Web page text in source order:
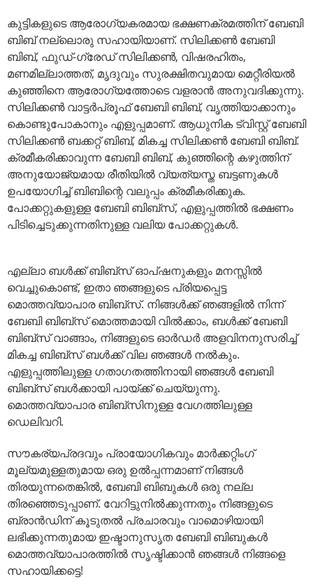
കുട്ടികളുടെ ആരോഗ്യകരമായ ഭക്ഷണക്രമത്തിന് ബേബി
ബിബ് നല്ലൊരു സഹായിയാണ്. സിലിക്കൺ ബേബി
ബിബ്, ഫുഡ്-ഗ്രേഡ് സിലിക്കൺ, വിഷരഹിതം,
മണമില്ലാത്തത്, മൃദുവും സുരക്ഷിതവുമായ മെറ്റീരിയൽ
കുഞ്ഞിനെ ആരോഗ്യത്തോടെ വളരാൻ അനുവദിക്കുന്നു.
സിലിക്കൺ വാട്ടർപ്രൂഫ് ബേബി ബിബ്, വൃത്തിയാക്കാനും
കൊണ്ടുപോകാനും എളുപ്പമാണ്. ആധുനിക ട്വിസ്റ്റ് ബേബി
സിലിക്കൺ ബക്കറ്റ് ബിബ്, മികച്ച സിലിക്കൺ ബേബി ബിബ്.
ക്രമീകരിക്കാവുന്ന ബേബി ബിബ്, കുഞ്ഞിന്റെ കഴുത്തിന്
അനുയോജ്യമായ രീതിയിൽ വ്യത്യസ്ത ബട്ടണുകൾ
ഉപയോഗിച്ച് ബിബിന്റെ വലുപ്പം ക്രമീകരിക്കുക.
പോക്കറ്റുകളുള്ള ബേബി ബിബ്‌സ്, എളുപ്പത്തിൽ ഭക്ഷണം
പിടിച്ചെടുക്കുന്നതിനുള്ള വലിയ പോക്കറ്റുകൾ.
എല്ലാ ബൾക്ക് ബിബ്‌സ് ഓപ്ഷനുകളും മനസ്സിൽ
വെച്ചുകൊണ്ട്, ഇതാ ഞങ്ങളുടെ പ്രിയപ്പെട്ട
മൊത്തവ്യാപാര ബിബ്‌സ്. നിങ്ങൾക്ക് ഞങ്ങളിൽ നിന്ന്
ബേബി ബിബ്‌സ് മൊത്തമായി വിൽക്കാം, ബൾക്ക് ബേബി
ബിബ്‌സ് വാങ്ങാം, നിങ്ങളുടെ ഓർഡർ അളവിനനുസരിച്ച്
മികച്ച ബിബ്‌സ് ബൾക്ക് വില ഞങ്ങൾ നൽകും.
എളുപ്പത്തിലുള്ള ഗതാഗതത്തിനായി ഞങ്ങൾ ബേബി
ബിബ്‌സ് ബൾക്കായി പായ്ക്ക് ചെയ്യുന്നു.
മൊത്തവ്യാപാര ബിബ്‌സിനുള്ള വേഗത്തിലുള്ള
ഡെലിവറി.
സൗകര്യപ്രദവും പ്രായോഗികവും മാർക്കറ്റിംഗ്
മൂല്യമുള്ളതുമായ ഒരു ഉൽപ്പന്നമാണ് നിങ്ങൾ
തിരയുന്നതെങ്കിൽ, ബേബി ബിബുകൾ ഒരു നല്ല
തിരഞ്ഞെടുപ്പാണ്. വേറിട്ടുനിൽക്കുന്നതും നിങ്ങളുടെ
ബ്രാൻഡിന് കൂടുതൽ പ്രചാരവും വാമൊഴിയായി
ലഭിക്കുന്നതുമായ ഇഷ്ടാനുസൃത ബേബി ബിബുകൾ
മൊത്തവ്യാപാരത്തിൽ സൃഷ്ടിക്കാൻ ഞങ്ങൾ നിങ്ങളെ
സഹായിക്കട്ടെ!